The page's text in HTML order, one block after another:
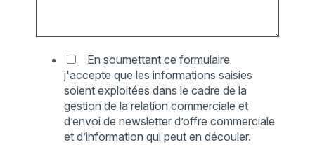
En soumettant ce formulaire
j'accepte que les informations saisies
soient exploitées dans le cadre de la
gestion de la relation commerciale et
d’envoi de newsletter d’offre commerciale
et d’information qui peut en découler.